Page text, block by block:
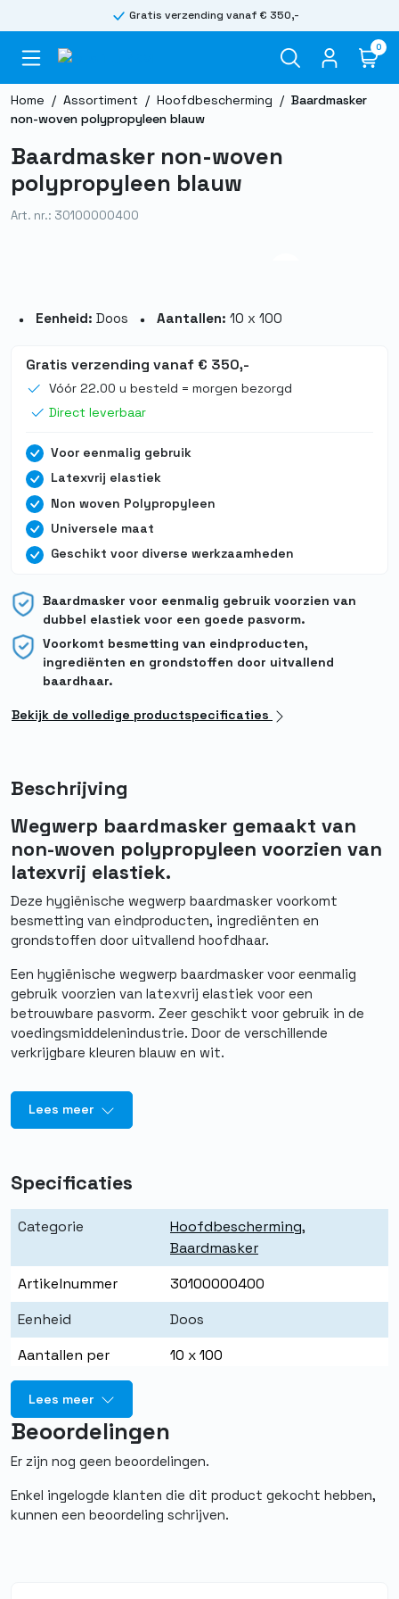
Gratis verzending vanaf € 350,-
0
Home / Assortiment / Hoofdbescherming / Baardmasker
non-woven polypropyleen blauw
Baardmasker non-woven
polypropyleen blauw
Art. nr.: 30100000400
Eenheid: Doos Aantallen: 10 x 100
Gratis verzending vanaf € 350,-
Vóór 22.00 u besteld = morgen bezorgd
Direct leverbaar
Voor eenmalig gebruik
Latexvrij elastiek
Non woven Polypropyleen
Universele maat
Geschikt voor diverse werkzaamheden
Baardmasker voor eenmalig gebruik voorzien van
dubbel elastiek voor een goede pasvorm.
Voorkomt besmetting van eindproducten,
ingrediënten en grondstoffen door uitvallend
baardhaar.
Bekijk de volledige productspecificaties
Beschrijving
Wegwerp baardmasker gemaakt van
non-woven polypropyleen voorzien van
latexvrij elastiek.
Deze hygiënische wegwerp baardmasker voorkomt
besmetting van eindproducten, ingrediënten en
grondstoffen door uitvallend hoofdhaar.
Een hygiënische wegwerp baardmasker voor eenmalig
gebruik voorzien van latexvrij elastiek voor een
betrouwbare pasvorm. Zeer geschikt voor gebruik in de
voedingsmiddelenindustrie. Door de verschillende
verkrijgbare kleuren blauw en wit.
Lees meer
Specificaties
Categorie Hoofdbescherming,
Baardmasker
Artikelnummer
30100000400
Eenheid
Doos
Aantallen per
eenheid
10 x 100
Materiaal
Non woven Polypropyleen
Lees meer
Beoordelingen
Er zijn nog geen beoordelingen.
Enkel ingelogde klanten die dit product gekocht hebben,
kunnen een beoordeling schrijven.